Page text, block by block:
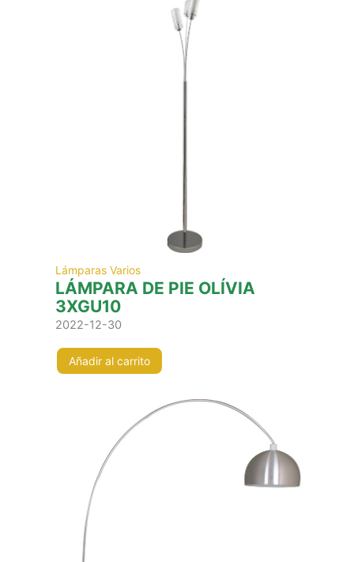
Lámparas Varios
LÁMPARA DE PIE OLÍVIA
3XGU10
2022-12-30
Añadir al carrito